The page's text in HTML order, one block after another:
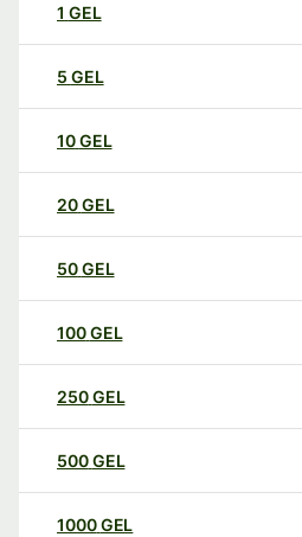
1 GEL
5 GEL
10GEL
20GEL
50GEL
100GEL
250GEL
500GEL
1000GEL